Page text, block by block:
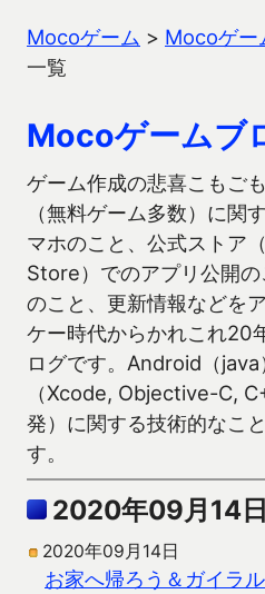
Mocoゲーム > Mocoゲー
一覧
Mocoゲームブ
ゲーム作成の悲喜こもご
（無料ゲーム多数）に関
マホのこと、公式ストア
Store）でのアプリ公開
のこと、更新情報などを
ケー時代からかれこれ20
ログです。Android（
（Xcode, Objective-C,
発）に関する技術的なこ
す。
2020年09月14
2020年09月14日
お家へ帰ろう＆ガイラ